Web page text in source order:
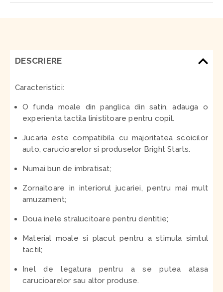
DESCRIERE
Caracteristici:
O funda moale din panglica din satin, adauga o
experienta tactila linistitoare pentru copil.
Jucaria este compatibila cu majoritatea scoicilor
auto, carucioarelor si produselor Bright Starts.
Numai bun de imbratisat;
Zornaitoare in interiorul jucariei, pentru mai mult
amuzament;
Doua inele stralucitoare pentru dentitie;
Material moale si placut pentru a stimula simtul
tactil;
Inel de legatura pentru a se putea atasa
carucioarelor sau altor produse.